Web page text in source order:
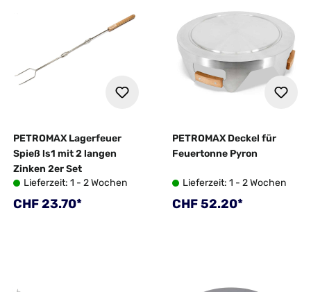
PETROMAX Lagerfeuer
Spieß ls1 mit 2 langen
Zinken 2er Set
Lieferzeit: 1 - 2 Wochen
Regulärer Preis:
CHF 23.70*
PETROMAX Deckel für
Feuertonne Pyron
Lieferzeit: 1 - 2 Wochen
Regulärer Preis:
CHF 52.20*